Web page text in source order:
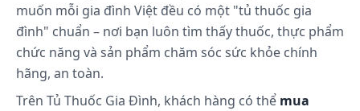
Cách dùng và liều dùng:
Cách dùng
Thuốc MedSkin Fusi dùng bôi da.
muốn mỗi gia đình Việt đều có một "tủ thuốc gia
đình" chuẩn – nơi bạn luôn tìm thấy thuốc, thực phẩm
chức năng và sản phẩm chăm sóc sức khỏe chính
hãng, an toàn.
Trên Tủ Thuốc Gia Đình, khách hàng có thể mua